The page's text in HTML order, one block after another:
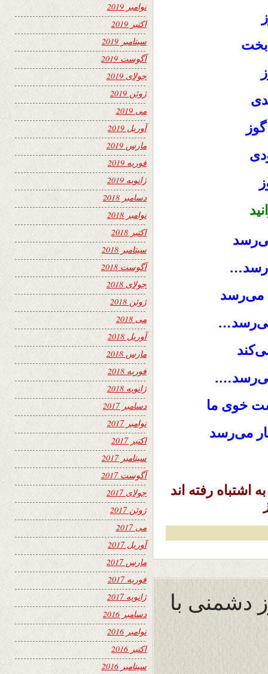
بخت
می‌رسد
می‌رسد…
می‌رسد….
خوی ما
می‌رسد
اشتباه رفته اند
دشمنی با
نوامبر 2019
اکتبر 2019
سپتامبر 2019
آگوست 2019
جولای 2019
ژوئن 2019
می 2019
آوریل 2019
مارس 2019
فوریه 2019
ژانویه 2019
دسامبر 2018
نوامبر 2018
اکتبر 2018
سپتامبر 2018
آگوست 2018
جولای 2018
ژوئن 2018
می 2018
آوریل 2018
مارس 2018
فوریه 2018
ژانویه 2018
دسامبر 2017
نوامبر 2017
اکتبر 2017
سپتامبر 2017
آگوست 2017
جولای 2017
ژوئن 2017
می 2017
آوریل 2017
مارس 2017
فوریه 2017
ژانویه 2017
دسامبر 2016
نوامبر 2016
اکتبر 2016
سپتامبر 2016